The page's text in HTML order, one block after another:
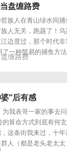
盘缠路费
族人在青山绿水间
人无关，跑题了！
边度过，那个时代
一种简易的捕鱼方
盘缠路费
”后有感
我表哥一家的事去
算命方式到底有何
这条街我来过，十
人（都是老头老太太